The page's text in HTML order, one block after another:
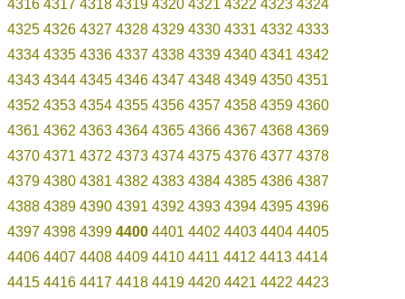
4316 4317 4318 4319 4320 4321 4322 4323 4324
4325 4326 4327 4328 4329 4330 4331 4332 4333
4334 4335 4336 4337 4338 4339 4340 4341 4342
4343 4344 4345 4346 4347 4348 4349 4350 4351
4352 4353 4354 4355 4356 4357 4358 4359 4360
4361 4362 4363 4364 4365 4366 4367 4368 4369
4370 4371 4372 4373 4374 4375 4376 4377 4378
4379 4380 4381 4382 4383 4384 4385 4386 4387
4388 4389 4390 4391 4392 4393 4394 4395 4396
4397 4398 4399 4400 4401 4402 4403 4404 4405
4406 4407 4408 4409 4410 4411 4412 4413 4414
4415 4416 4417 4418 4419 4420 4421 4422 4423